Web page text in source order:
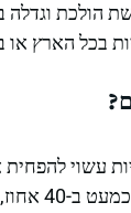
הולכת
בכל הארץ או
אחוז,